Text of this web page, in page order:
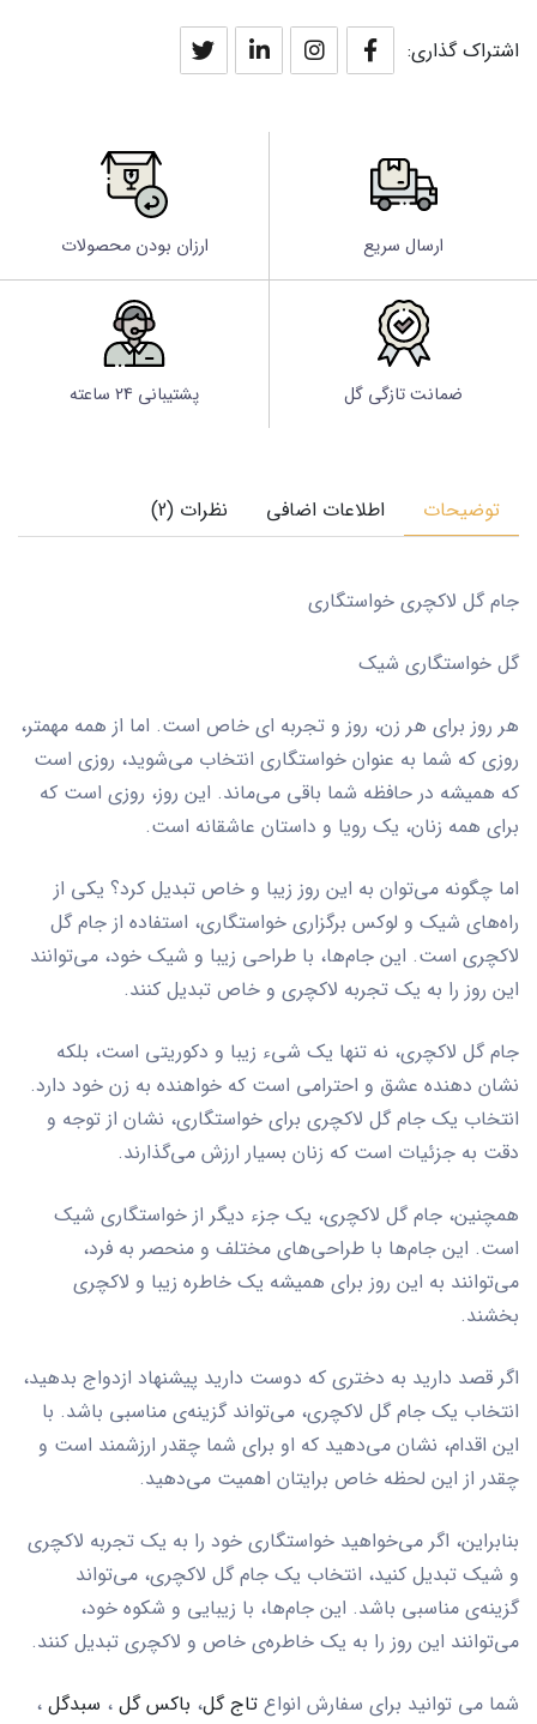
اشتراک گذاری:
ارسال سریع ارزان بودن محصولات
ضمانت تازگی گل پشتیبانی 24 ساعته
توضیحات اطلاعات اضافی نظرات (2)
جام گل لاکچری خواستگاری
گل خواستگاری شیک
هر روز برای هر زن، روز و تجربه ای خاص است. اما از همه مهمتر،
روزی که شما به عنوان خواستگاری انتخاب می‌شوید، روزی است
که همیشه در حافظه شما باقی می‌ماند. این روز، روزی است که
برای همه زنان، یک رویا و داستان عاشقانه است.
اما چگونه می‌توان به این روز زیبا و خاص تبدیل کرد؟ یکی از
راه‌های شیک و لوکس برگزاری خواستگاری، استفاده از جام گل
لاکچری است. این جام‌ها، با طراحی زیبا و شیک خود، می‌توانند
این روز را به یک تجربه لاکچری و خاص تبدیل کنند.
جام گل لاکچری، نه تنها یک شیء زیبا و دکوریتی است، بلکه
نشان دهنده عشق و احترامی است که خواهنده به زن خود دارد.
انتخاب یک جام گل لاکچری برای خواستگاری، نشان از توجه و
دقت به جزئیات است که زنان بسیار ارزش می‌گذارند.
همچنین، جام گل لاکچری، یک جزء دیگر از خواستگاری شیک
است. این جام‌ها با طراحی‌های مختلف و منحصر به فرد،
می‌توانند به این روز برای همیشه یک خاطره زیبا و لاکچری
بخشند.
اگر قصد دارید به دختری که دوست دارید پیشنهاد ازدواج بدهید،
انتخاب یک جام گل لاکچری، می‌تواند گزینه‌ی مناسبی باشد. با
این اقدام، نشان می‌دهید که او برای شما چقدر ارزشمند است و
چقدر از این لحظه خاص برایتان اهمیت می‌دهید.
بنابراین، اگر می‌خواهید خواستگاری خود را به یک تجربه لاکچری
و شیک تبدیل کنید، انتخاب یک جام گل لاکچری، می‌تواند
گزینه‌ی مناسبی باشد. این جام‌ها، با زیبایی و شکوه خود،
می‌توانند این روز را به یک خاطره‌ی خاص و لاکچری تبدیل کنند.
شما می توانید برای سفارش انواع تاج گل، باکس گل ، سبدگل ،